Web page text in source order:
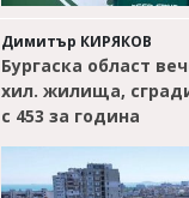
Димитър КИРЯКОВ
Бургаска област
хил. жилища,
с 453 за година